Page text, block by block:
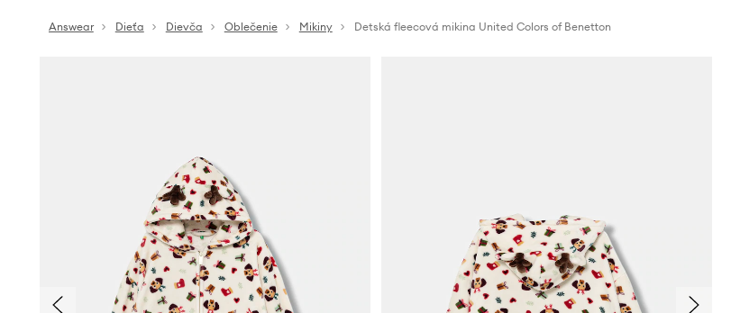
Answear Dieťa Dievča Oblečenie Mikiny Detská fleecová mikina United Colors of Benetton